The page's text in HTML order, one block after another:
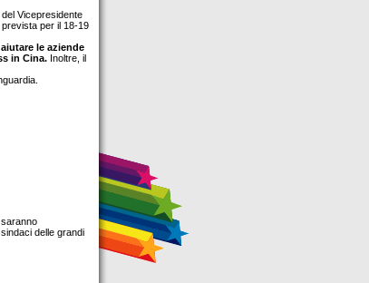
Vicepresidente
prevista per il 18-19
le aziende
in Cina. Inoltre, il
delle grandi